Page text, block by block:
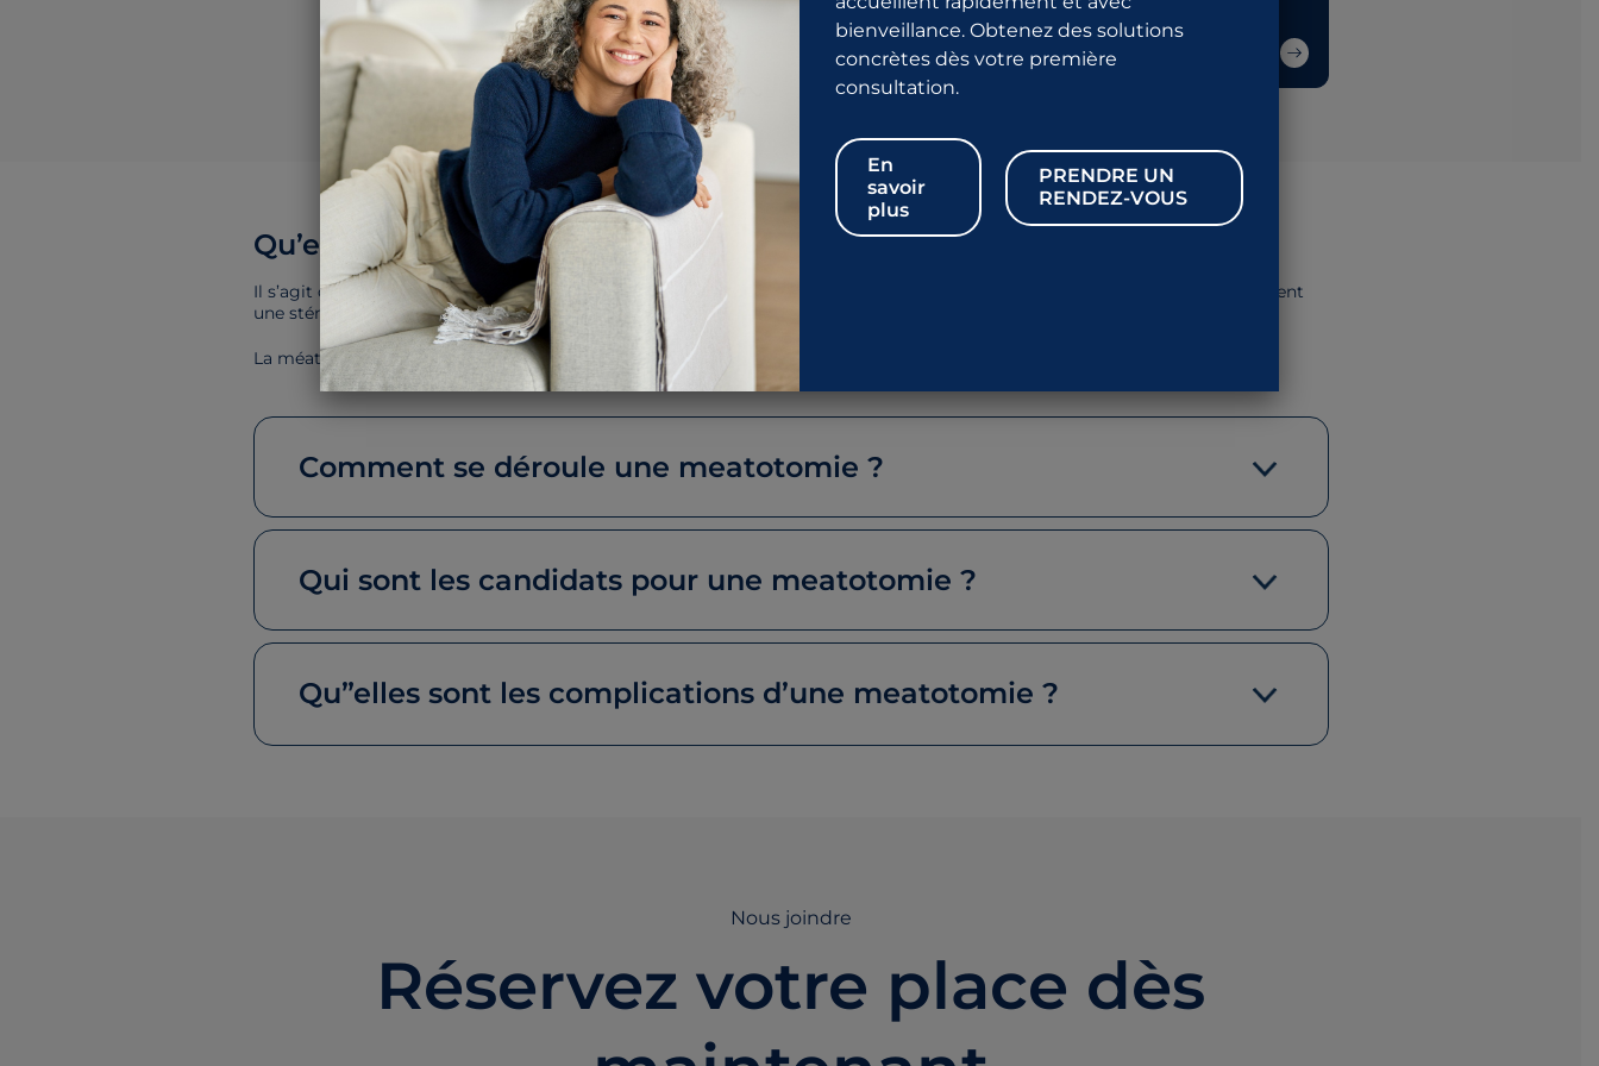
Qu’est-ce qu’une Méatomie urétrale ?
Il s’agit d’une opération chirurgicale qui a pour but d’élargir l’ouverture du méat urétrale qui a un rétrécissement , notamment
une sténose du meat chez l’homme.
La méatotomie est essentiellement l'incision du méat urinaire permettant de remodeler le méat urétral.
Comment se déroule une meatotomie ?
Qui sont les candidats pour une meatotomie ?
Qu”elles sont les complications d’une meatotomie ?
Nous joindre
Réservez votre place dès
bienveillance. Obtenez des solutions
concrètes dès votre première
consultation.
En
savoir
plus
PRENDRE UN
RENDEZ-VOUS